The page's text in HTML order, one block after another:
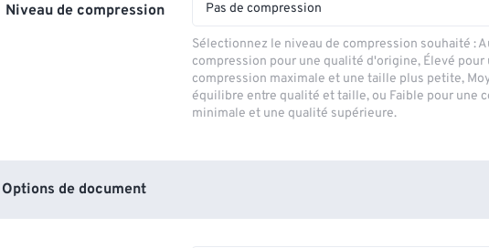
Niveau de compression Pas de compression
Sélectionnez le niveau de compression souhaité :
compression pour une qualité d'origine, Élevé pour
compression maximale et une taille plus petite,
équilibre entre qualité et taille, ou Faible pour une
minimale et une qualité supérieure.
Options de document